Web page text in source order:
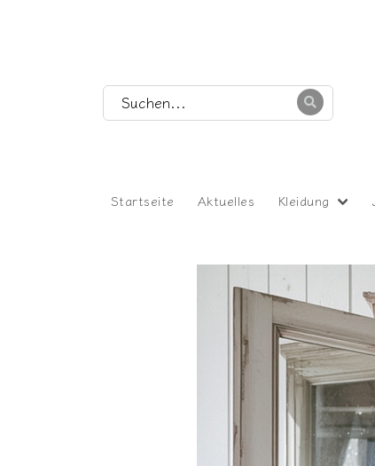
Startseite Aktuelles Kleidung